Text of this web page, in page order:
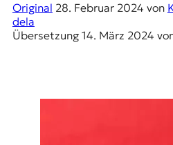
D
E
Original 28. Februar 2024 von
dela
Übersetzung 14. März 2024